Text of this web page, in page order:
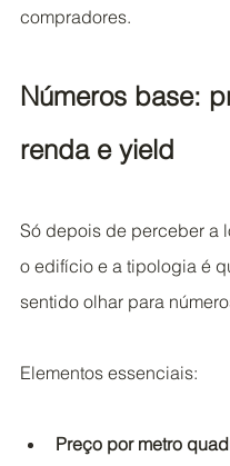
compradores.
Números base:
renda e yield
Só depois de perceber a
o edifício e a tipologia é
sentido olhar para
Elementos essenciais:
Preço por metro